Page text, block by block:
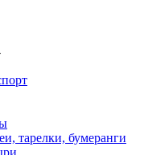
тарелки, бумеранги